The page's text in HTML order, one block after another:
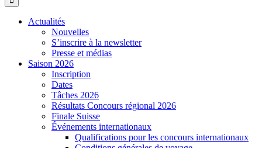
Actualités
Nouvelles
S’inscrire à la newsletter
Presse et médias
Saison 2026
Inscription
Dates
Tâches 2026
Résultats Concours régional 2026
Finale Suisse
Événements internationaux
Qualifications pour les concours internationaux